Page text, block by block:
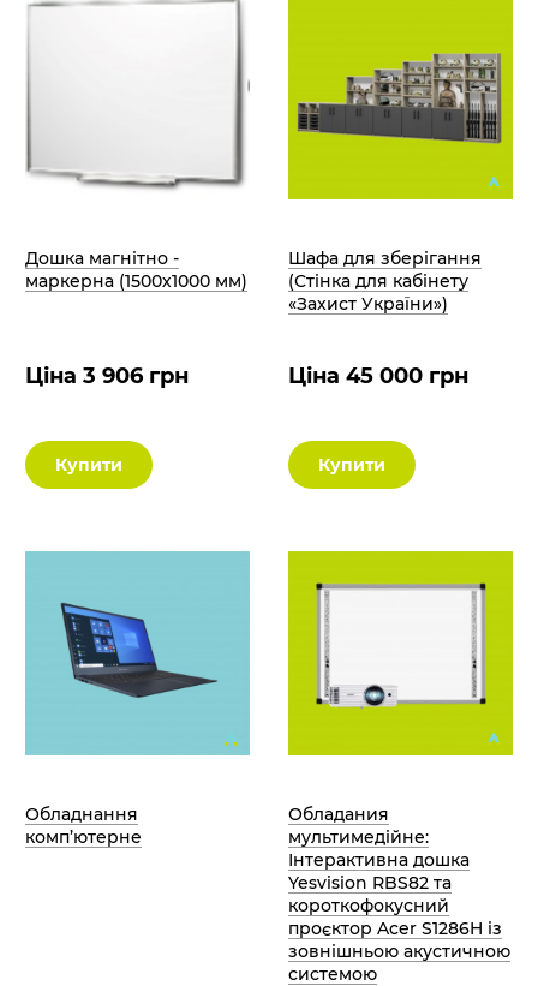
Дошка магнітно -
маркерна (1500х1000 мм)
Ціна 3 906 грн
Купити
Шафа для зберігання
(Стінка для кабінету
«Захист України»)
Ціна 45 000 грн
Купити
Обладнання
комп’ютерне
Обладания
мультимедійне:
Інтерактивна дошка
Yesvision RBS82 та
короткофокусний
проєктор Acer S1286H із
зовнішньою акустичною
системою